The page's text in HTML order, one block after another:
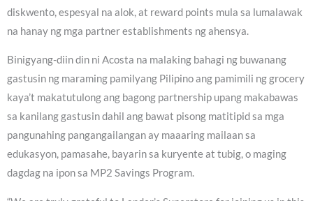
diskwento, espesyal na alok, at reward points mula sa lumalawak
na hanay ng mga partner establishments ng ahensya.
Binigyang-diin din ni Acosta na malaking bahagi ng buwanang
gastusin ng maraming pamilyang Pilipino ang pamimili ng grocery
kaya’t makatutulong ang bagong partnership upang makabawas
sa kanilang gastusin dahil ang bawat pisong matitipid sa mga
pangunahing pangangailangan ay maaaring mailaan sa
edukasyon, pamasahe, bayarin sa kuryente at tubig, o maging
dagdag na ipon sa MP2 Savings Program.